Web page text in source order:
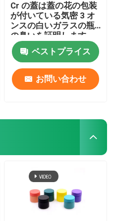
Cr の蓋は蓋の花の包装
が付いている気密 3 オ
ンスの白いガラスの瓶
の臭いを証明します
ベストプライス
お問い合わせ